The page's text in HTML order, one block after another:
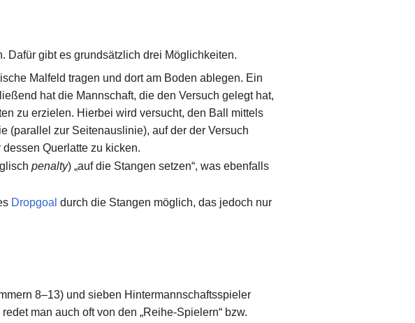
Dafür gibt es grundsätzlich drei Möglichkeiten.
Malfeld tragen und dort am Boden ablegen. Ein
hat die Mannschaft, die den Versuch gelegt hat,
zu erzielen. Hierbei wird versucht, den Ball mittels
(parallel zur Seitenauslinie), auf der der Versuch
Querlatte zu kicken.
penalty) „auf die Stangen setzen“, was ebenfalls
Dropgoal durch die Stangen möglich, das jedoch nur
8–13) und sieben Hintermannschaftsspieler
man auch oft von den „Reihe-Spielern“ bzw.